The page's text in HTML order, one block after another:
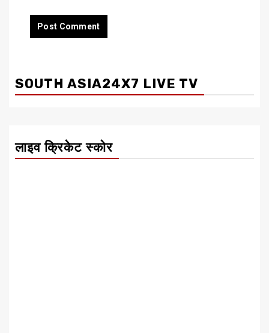
SOUTH ASIA24X7 LIVE TV
लाइव क्रिकेट स्कोर